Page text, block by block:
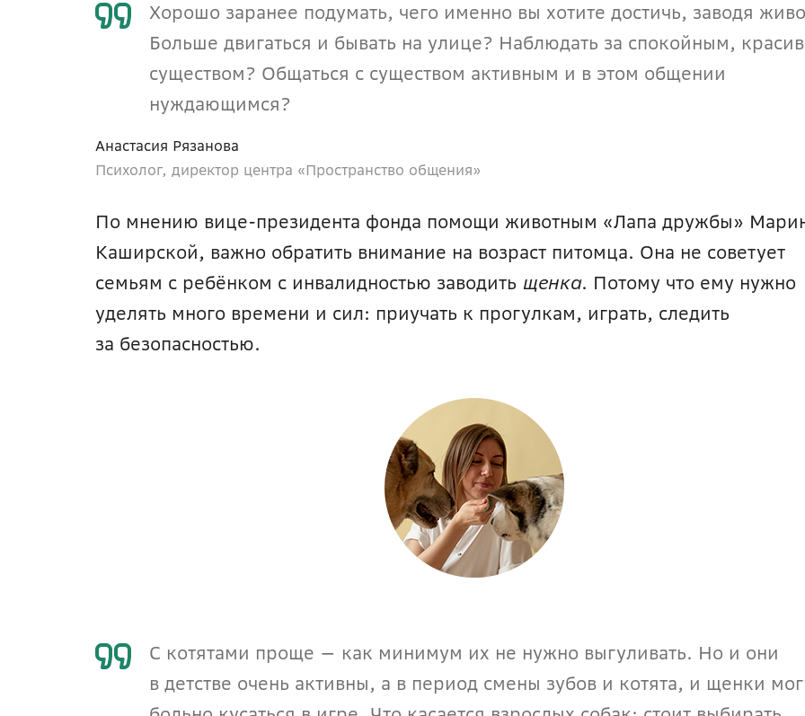
Хорошо заранее подумать, чего именно вы хотите достичь, заводя
Больше двигаться и бывать на улице? Наблюдать за спокойным,
существом? Общаться с существом активным и в этом общении
нуждающимся?
Анастасия Рязанова
Психолог, директор центра «Пространство общения»
По мнению вице-президента фонда помощи животным «Лапа дружбы»
Каширской, важно обратить внимание на возраст питомца. Она не советует
семьям с ребёнком с инвалидностью заводить щенка. Потому что ему нужно
уделять много времени и сил: приучать к прогулкам, играть, следить
за безопасностью.
С котятами проще — как минимум их не нужно выгуливать. Но и они
в детстве очень активны, а в период смены зубов и котята, и щенки